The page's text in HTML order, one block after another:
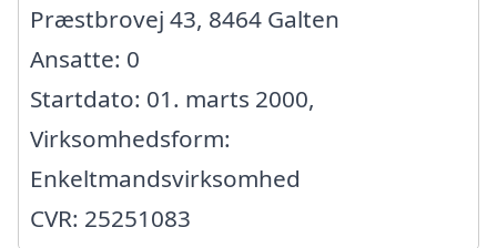
Præstbrovej 43, 8464 Galten
Ansatte: 0
Startdato: 01. marts 2000,
Virksomhedsform:
Enkeltmandsvirksomhed
CVR: 25251083